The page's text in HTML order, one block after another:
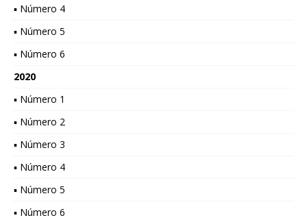
▪ Número 4
▪ Número 5
▪ Número 6
2020
▪ Número 1
▪ Número 2
▪ Número 3
▪ Número 4
▪ Número 5
▪ Número 6